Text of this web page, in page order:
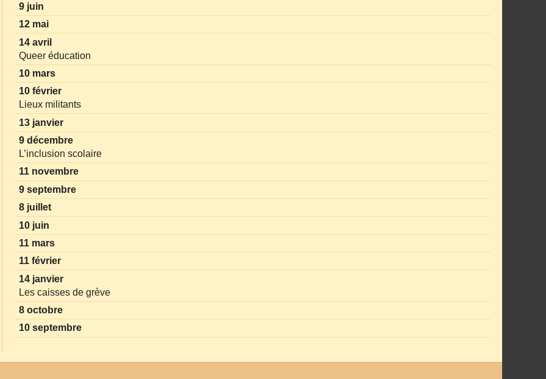
9 juin
12 mai
14 avril
Queer éducation
10 mars
10 février
Lieux militants
13 janvier
9 décembre
L’inclusion scolaire
11 novembre
9 septembre
8 juillet
10 juin
11 mars
11 février
14 janvier
Les caisses de grève
8 octobre
10 septembre